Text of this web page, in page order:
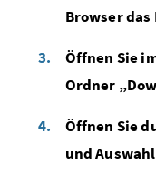
Browser
Öffnen Sie
Ordner
Öffnen Sie
und